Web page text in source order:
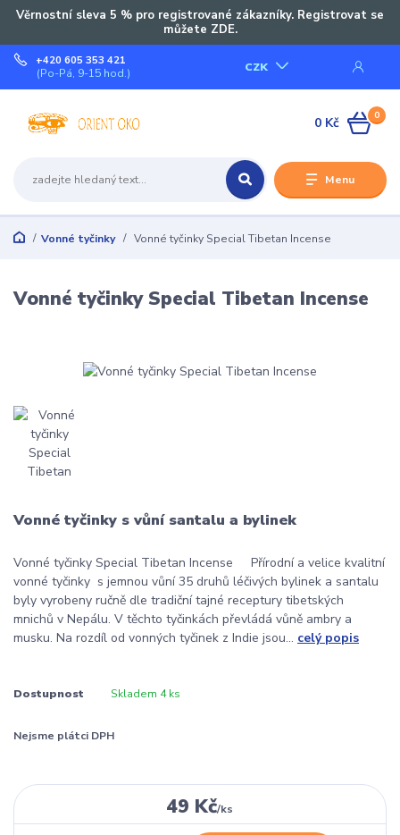
Věrnostní sleva 5 % pro registrované zákazníky. Registrovat se
můžete ZDE.
Menu
CZK
+420 605 353 421
(Po-Pá, 9-15 hod.)
0
0 Kč
Vonné tyčinky Vonné tyčinky Special Tibetan Incense
Vonné tyčinky Special Tibetan Incense
Vonné tyčinky s vůní santalu a bylinek
Vonné tyčinky Special Tibetan Incense Přírodní a velice kvalitní
vonné tyčinky s jemnou vůní 35 druhů léčivých bylinek a santalu
byly vyrobeny ručně dle tradiční tajné receptury tibetských
mnichů v Nepálu. V těchto tyčinkách převládá vůně ambry a
musku. Na rozdíl od vonných tyčinek z Indie jsou... celý popis
Dostupnost Skladem 4 ks
Nejsme plátci DPH
49 Kč/ks